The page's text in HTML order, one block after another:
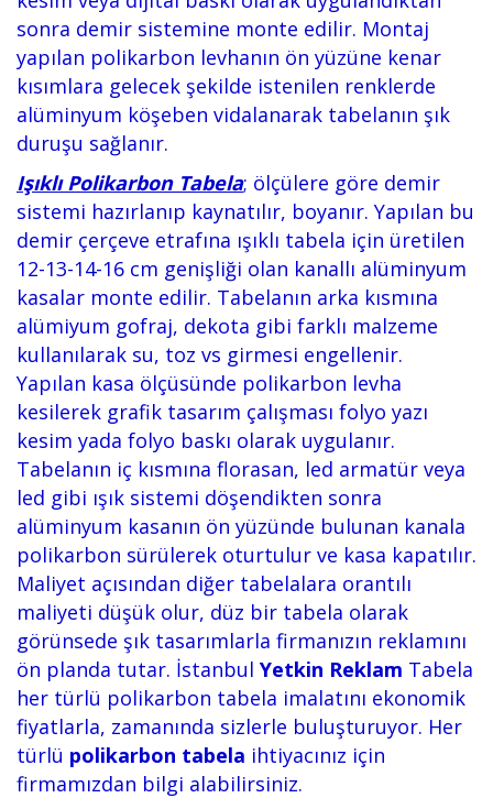
sonra demir sistemine monte edilir. Montaj
yapılan polikarbon levhanın ön yüzüne kenar
kısımlara gelecek şekilde istenilen renklerde
alüminyum köşeben vidalanarak tabelanın şık
duruşu sağlanır.
Işıklı Polikarbon Tabela; ölçülere göre demir
sistemi hazırlanıp kaynatılır, boyanır. Yapılan bu
demir çerçeve etrafına ışıklı tabela için üretilen
12-13-14-16 cm genişliği olan kanallı alüminyum
kasalar monte edilir. Tabelanın arka kısmına
alümiyum gofraj, dekota gibi farklı malzeme
kullanılarak su, toz vs girmesi engellenir.
Yapılan kasa ölçüsünde polikarbon levha
kesilerek grafik tasarım çalışması folyo yazı
kesim yada folyo baskı olarak uygulanır.
Tabelanın iç kısmına florasan, led armatür veya
led gibi ışık sistemi döşendikten sonra
alüminyum kasanın ön yüzünde bulunan kanala
polikarbon sürülerek oturtulur ve kasa kapatılır.
Maliyet açısından diğer tabelalara orantılı
maliyeti düşük olur, düz bir tabela olarak
görünsede şık tasarımlarla firmanızın reklamını
ön planda tutar. İstanbul Yetkin Reklam Tabela
her türlü polikarbon tabela imalatını ekonomik
fiyatlarla, zamanında sizlerle buluşturuyor. Her
türlü polikarbon tabela ihtiyacınız için
firmamızdan bilgi alabilirsiniz.